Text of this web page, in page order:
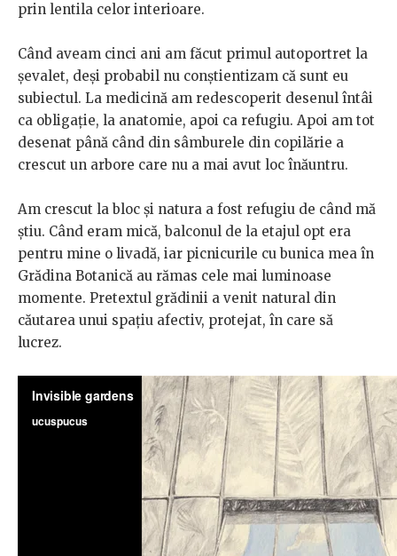
prin lentila celor interioare.
Când aveam cinci ani am făcut primul autoportret la
șevalet, deși probabil nu conștientizam că sunt eu
subiectul. La medicină am redescoperit desenul întâi
ca obligație, la anatomie, apoi ca refugiu. Apoi am tot
desenat până când din sâmburele din copilărie a
crescut un arbore care nu a mai avut loc înăuntru.
Am crescut la bloc și natura a fost refugiu de când mă
știu. Când eram mică, balconul de la etajul opt era
pentru mine o livadă, iar picnicurile cu bunica mea în
Grădina Botanică au rămas cele mai luminoase
momente. Pretextul grădinii a venit natural din
căutarea unui spațiu afectiv, protejat, în care să
lucrez.